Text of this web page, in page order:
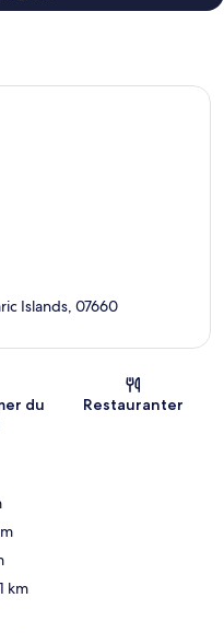
Islands, 07660
du
Restauranter
km